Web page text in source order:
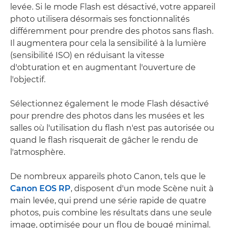
levée. Si le mode Flash est désactivé, votre appareil
photo utilisera désormais ses fonctionnalités
différemment pour prendre des photos sans flash.
Il augmentera pour cela la sensibilité à la lumière
(sensibilité ISO) en réduisant la vitesse
d'obturation et en augmentant l'ouverture de
l'objectif.
Sélectionnez également le mode Flash désactivé
pour prendre des photos dans les musées et les
salles où l'utilisation du flash n'est pas autorisée ou
quand le flash risquerait de gâcher le rendu de
l'atmosphère.
De nombreux appareils photo Canon, tels que le
Canon EOS RP, disposent d'un mode Scène nuit à
main levée, qui prend une série rapide de quatre
photos, puis combine les résultats dans une seule
image, optimisée pour un flou de bougé minimal.